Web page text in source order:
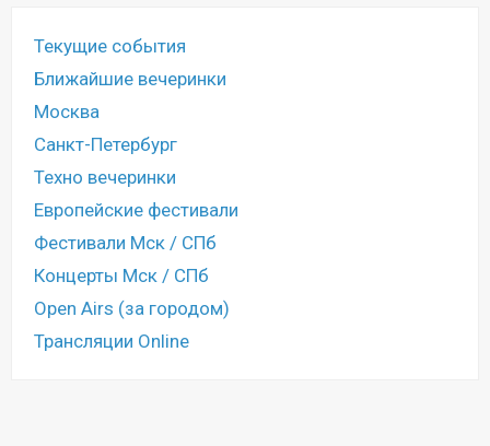
Текущие события
Ближайшие вечеринки
Москва
Санкт-Петербург
Техно вечеринки
Европейские фестивали
Фестивали Мск / СПб
Концерты Мск / СПб
Open Airs (за городом)
Трансляции Online